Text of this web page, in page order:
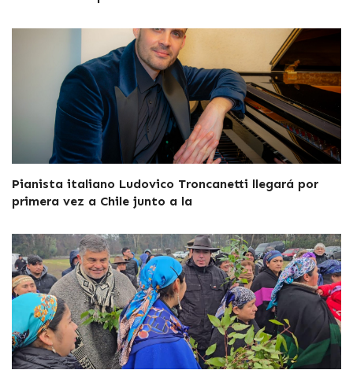
Pianista italiano Ludovico Troncanetti llegará por
primera vez a Chile junto a la